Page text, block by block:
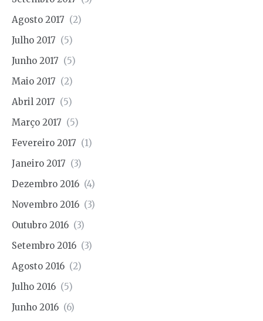
Agosto 2017 (2)
Julho 2017 (5)
Junho 2017 (5)
Maio 2017 (2)
Abril 2017 (5)
Março 2017 (5)
Fevereiro 2017 (1)
Janeiro 2017 (3)
Dezembro 2016 (4)
Novembro 2016 (3)
Outubro 2016 (3)
Setembro 2016 (3)
Agosto 2016 (2)
Julho 2016 (5)
Junho 2016 (6)